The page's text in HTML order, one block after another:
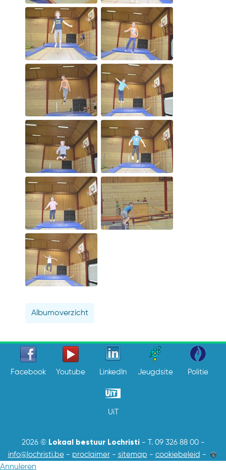
Albumoverzicht
Facebook Youtube LinkedIn Jeugdsite Politie
UiT
2026 © Lokaal bestuur Lochristi - T. 09 326 88 00-
info@lochristi.be- proclaimer- sitemap - cookiebeleid -
Annuleren